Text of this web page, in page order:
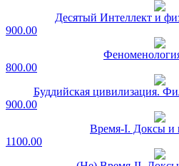
Десятый Интеллект и
900.00
800.00
Буддийская цивилизация.
900.00
Время-I. Доксы и
1100.00